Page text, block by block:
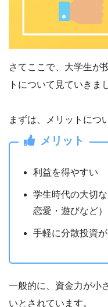
さてここで、大学生が
トについて見ていきま
まずは、メリットにつ
メリット
利益を得やすい
学生時代の大切
恋愛・遊びなど）
手軽に分散投資
一般的に、資金力が小
いとされています。